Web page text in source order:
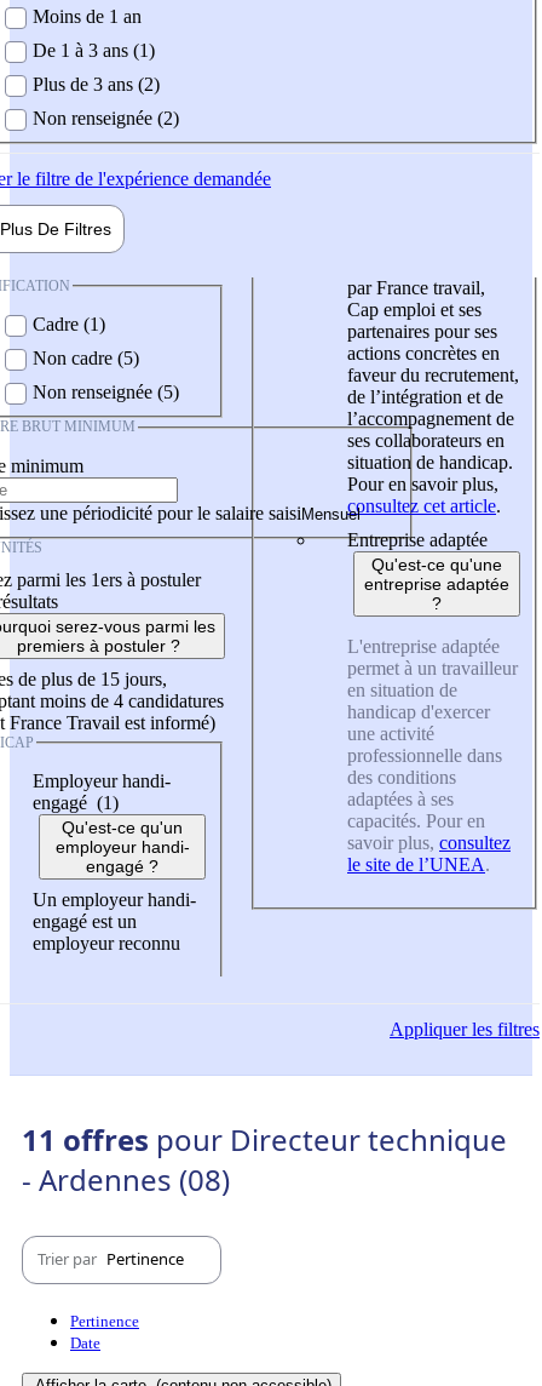
demandée
Moins de 1 an
De 1 à 3 ans (1)
Plus de 3 ans (2)
Non renseignée (2)
le filtre de l'expérience demandée
Plus De Filtres
Cadre (1)
Non cadre (5)
Non renseignée (5)
BRUT MINIMUM
minimum
une périodicité pour le salaire saisi
parmi les 1ers à postuler
serez-vous parmi les
premiers à postuler ?
de plus de 15 jours,
moins de 4 candidatures
France Travail est informé)
Employeur handi-
engagé (1)
Qu'est-ce qu'un
employeur handi-
engagé ?
Un employeur handi-
engagé est un
employeur reconnu
par France travail,
Cap emploi et ses
partenaires pour ses
actions concrètes en
faveur du recrutement,
de l’intégration et de
l’accompagnement de
ses collaborateurs en
situation de handicap.
Pour en savoir plus,
consultez cet article.
Entreprise adaptée
Qu'est-ce qu'une
entreprise adaptée
?
L'entreprise adaptée
permet à un travailleur
en situation de
handicap d'exercer
une activité
professionnelle dans
des conditions
adaptées à ses
capacités. Pour en
savoir plus, consultez
le site de l’UNEA.
Appliquerles filtres
11 offres pour Directeur technique
- Ardennes (08)
Trier par Pertinence
Pertinence
Date